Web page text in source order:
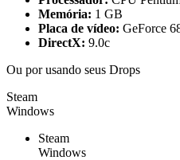
Memória: 1 GB
Placa de vídeo: GeForce
DirectX: 9.0c
Ou porusando seus Drops
Steam
Windows
Steam
Windows